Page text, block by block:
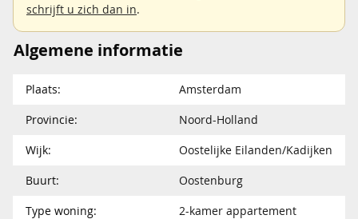
schrijft u zich dan in.
Algemene informatie
Plaats:
Amsterdam
Provincie:
Noord-Holland
Wijk:
Oostelijke Eilanden/Kadijken
Buurt:
Oostenburg
Type woning:
2-kamer appartement